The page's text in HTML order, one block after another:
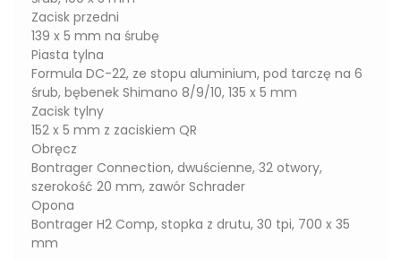
Zacisk przedni
139 x 5 mm na śrubę
Piasta tylna
Formula DC-22, ze stopu aluminium, pod tarczę na 6
śrub, bębenek Shimano 8/9/10, 135 x 5 mm
Zacisk tylny
152 x 5 mm z zaciskiem QR
Obręcz
Bontrager Connection, dwuścienne, 32 otwory,
szerokość 20 mm, zawór Schrader
Opona
Bontrager H2 Comp, stopka z drutu, 30 tpi, 700 x 35
mm